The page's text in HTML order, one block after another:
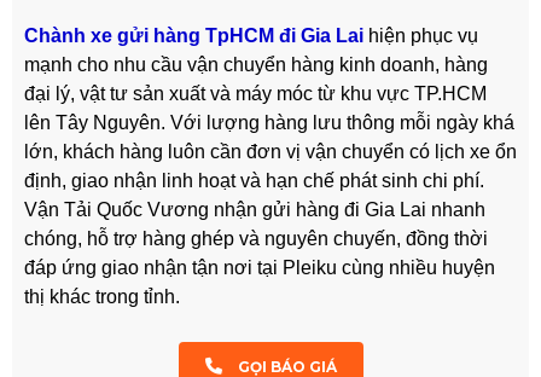
Chành xe gửi hàng TpHCM đi Gia Lai hiện phục vụ
mạnh cho nhu cầu vận chuyển hàng kinh doanh, hàng
đại lý, vật tư sản xuất và máy móc từ khu vực TP.HCM
lên Tây Nguyên. Với lượng hàng lưu thông mỗi ngày khá
lớn, khách hàng luôn cần đơn vị vận chuyển có lịch xe ổn
định, giao nhận linh hoạt và hạn chế phát sinh chi phí.
Vận Tải Quốc Vương nhận gửi hàng đi Gia Lai nhanh
chóng, hỗ trợ hàng ghép và nguyên chuyến, đồng thời
đáp ứng giao nhận tận nơi tại Pleiku cùng nhiều huyện
thị khác trong tỉnh.
GỌI BÁO GIÁ